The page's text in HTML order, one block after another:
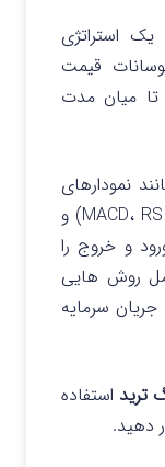
یک استراتژی
قیمت
تا میان‌ مدت
نمودارهای
شمعی، شاخص‌های تکنیکال (MACD، RSI، EMA) و
و خروج را
روش‌ هایی
سرمایه
ترید استفاده
دهید.